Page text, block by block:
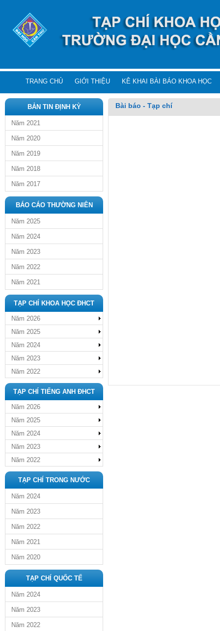
TRANG CHỦ GIỚI THIỆU KÊ KHAI BÀI BÁO KHOA HỌC
BẢN TIN ĐỊNH KỲ
Năm 2021
Năm 2020
Năm 2019
Năm 2018
Năm 2017
BÁO CÁO THƯỜNG NIÊN
Năm 2025
Năm 2024
Năm 2023
Năm 2022
Năm 2021
TẠP CHÍ KHOA HỌC ĐHCT
Năm 2026
Năm 2025
Năm 2024
Năm 2023
Năm 2022
TẠP CHÍ TIẾNG ANH ĐHCT
Năm 2026
Năm 2025
Năm 2024
Năm 2023
Năm 2022
TẠP CHÍ TRONG NƯỚC
Năm 2024
Năm 2023
Năm 2022
Năm 2021
Năm 2020
TẠP CHÍ QUỐC TẾ
Năm 2024
Năm 2023
Năm 2022
Bài báo - Tạp chí